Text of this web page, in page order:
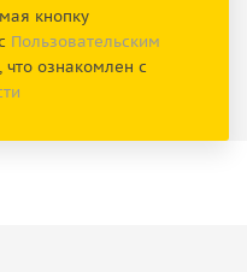
кнопку
Пользовательским
ознакомлен с